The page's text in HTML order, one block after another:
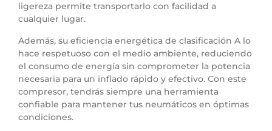
ligereza permite transportarlo con facilidad a
cualquier lugar.
Además, su eficiencia energética de clasificación A lo
hace respetuoso con el medio ambiente, reduciendo
el consumo de energía sin comprometer la potencia
necesaria para un inflado rápido y efectivo. Con este
compresor, tendrás siempre una herramienta
confiable para mantener tus neumáticos en óptimas
condiciones.